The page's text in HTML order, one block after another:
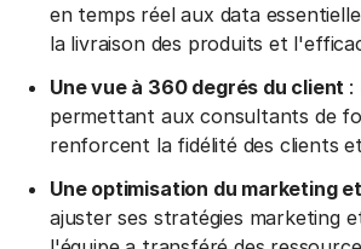
en temps réel aux data
la livraison des produits et
Une vue à 360 degrés du client :
permettant aux consultants de
renforcent la fidélité des clients
Une optimisation du marketing
ajuster ses stratégies marketing